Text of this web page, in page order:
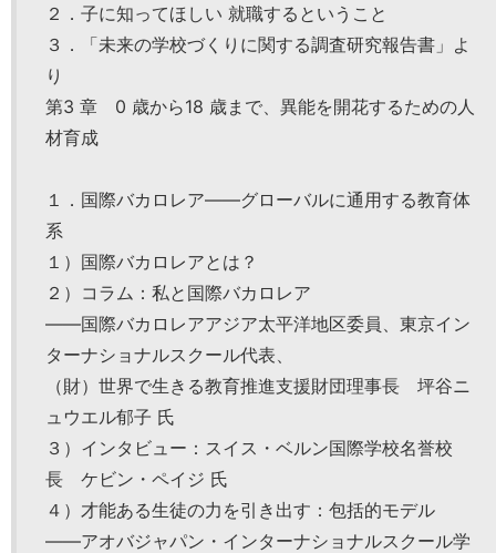
２．子に知ってほしい 就職するということ
３．「未来の学校づくりに関する調査研究報告書」よ
り
第3 章 0 歳から18 歳まで、異能を開花するための人
材育成
１．国際バカロレア――グローバルに通用する教育体
系
１）国際バカロレアとは？
２）コラム：私と国際バカロレア
――国際バカロレアアジア太平洋地区委員、東京イン
ターナショナルスクール代表、
（財）世界で生きる教育推進支援財団理事長 坪谷ニ
ュウエル郁子 氏
３）インタビュー：スイス・ベルン国際学校名誉校
長 ケビン・ペイジ 氏
４）才能ある生徒の力を引き出す：包括的モデル
――アオバジャパン・インターナショナルスクール学